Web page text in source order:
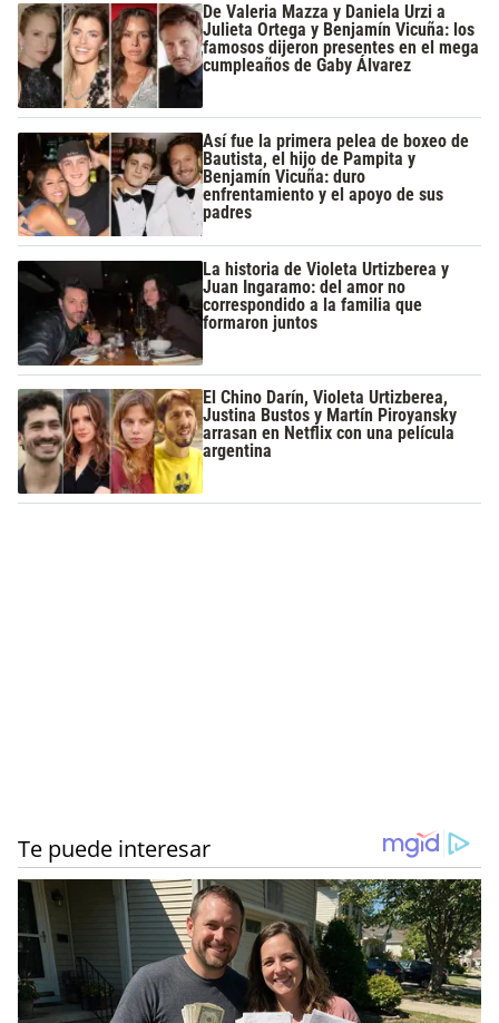
De Valeria Mazza y Daniela Urzi a
Julieta Ortega y Benjamín Vicuña: los
famosos dijeron presentes en el mega
cumpleaños de Gaby Álvarez
Así fue la primera pelea de boxeo de
Bautista, el hijo de Pampita y
Benjamín Vicuña: duro
enfrentamiento y el apoyo de sus
padres
La historia de Violeta Urtizberea y
Juan Ingaramo: del amor no
correspondido a la familia que
formaron juntos
El Chino Darín, Violeta Urtizberea,
Justina Bustos y Martín Piroyansky
arrasan en Netflix con una película
argentina